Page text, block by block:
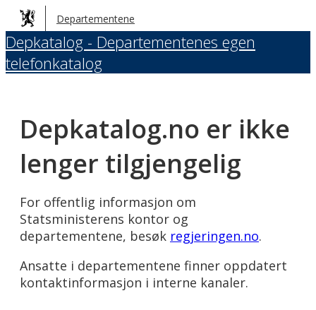
Hopp
til
hovedinnhold
Departementene
Depkatalog - Departementenes egen
telefonkatalog
Depkatalog.no er ikke
lenger tilgjengelig
For offentlig informasjon om
Statsministerens kontor og
departementene, besøk regjeringen.no.
Ansatte i departementene finner oppdatert
kontaktinformasjon i interne kanaler.